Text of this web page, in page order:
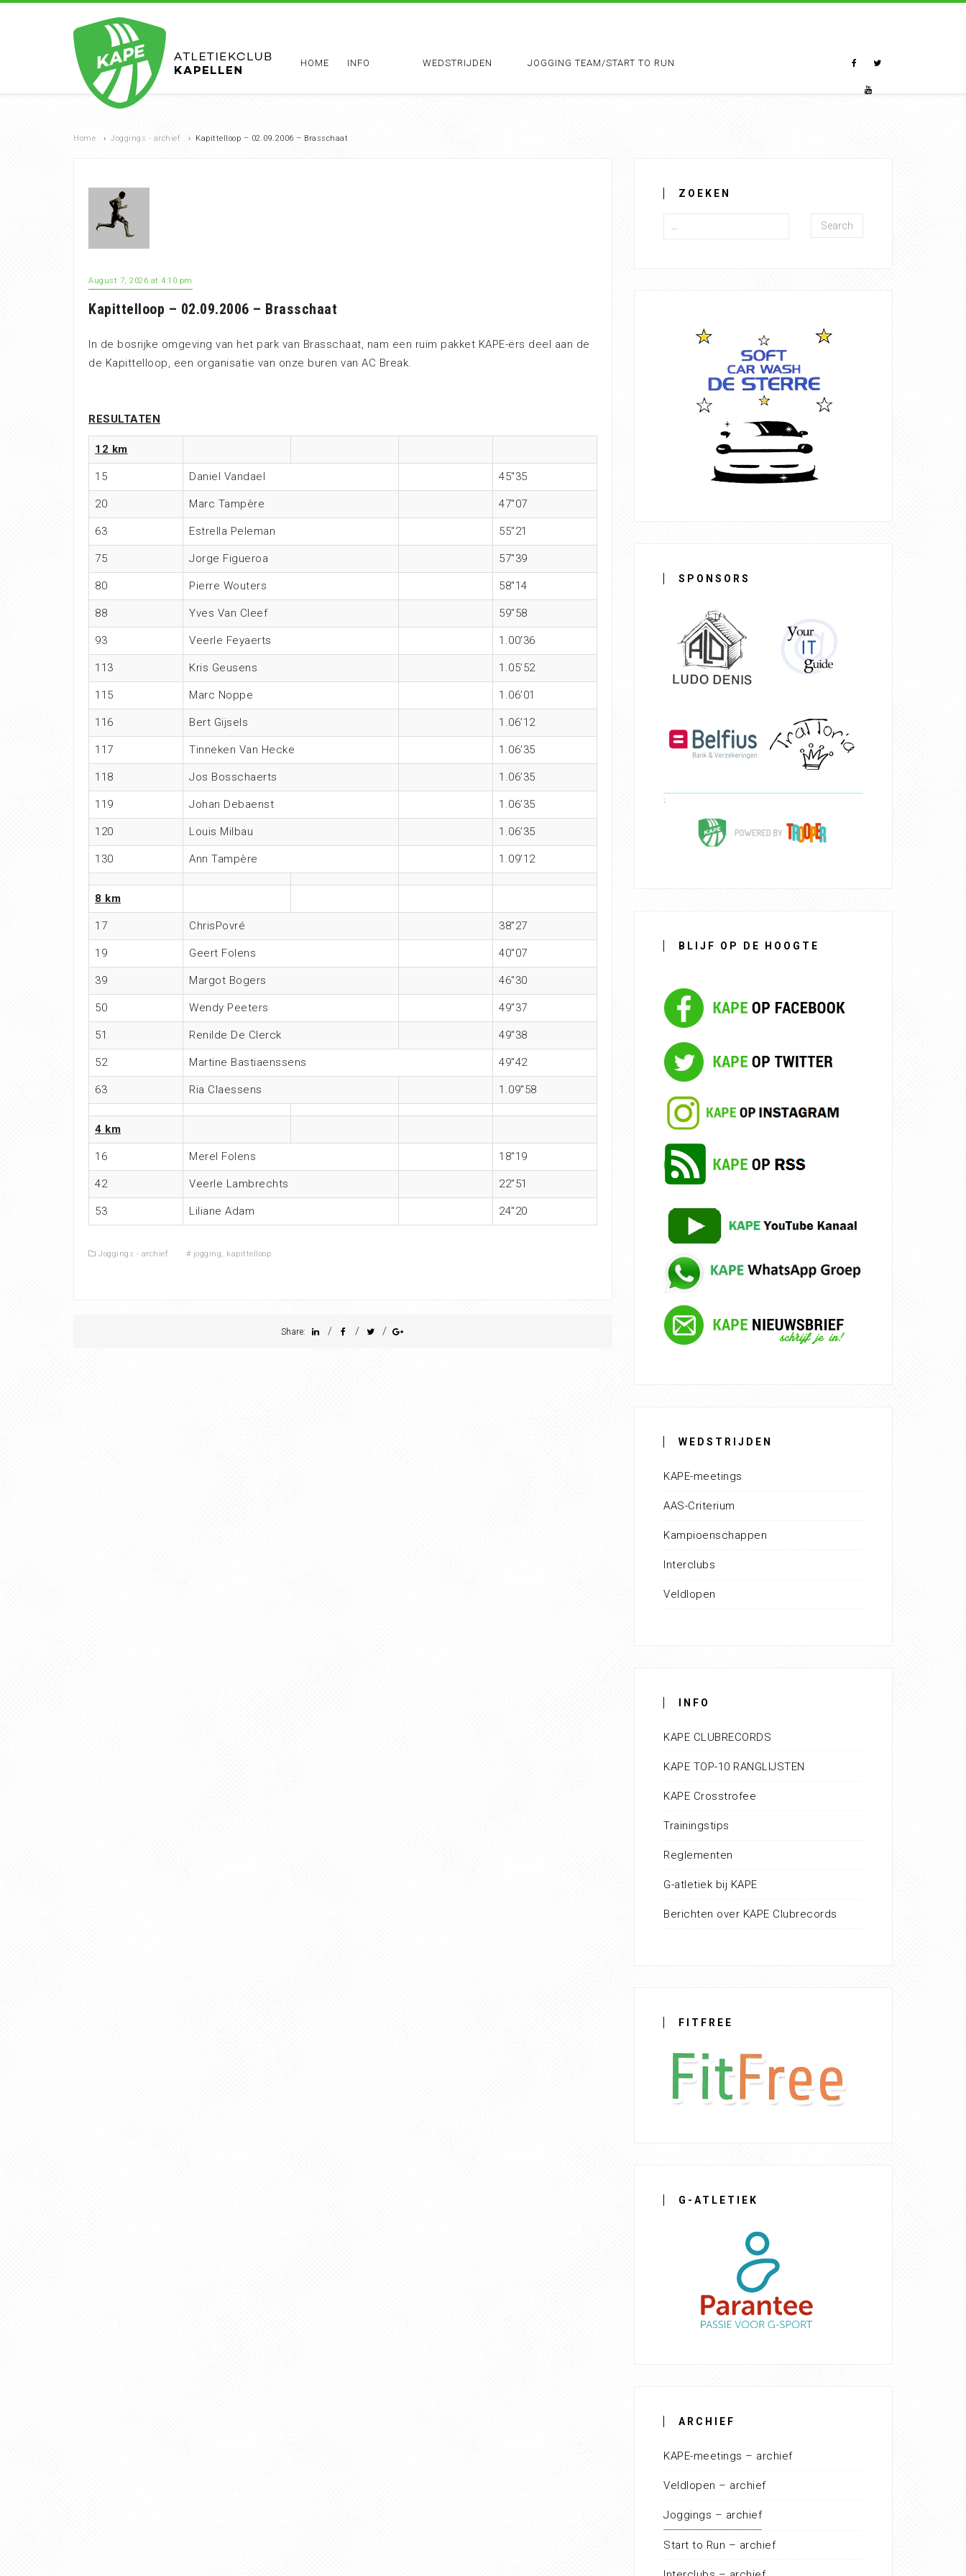
HOME INFO WEDSTRIJDEN JOGGING TEAM/START TO RUN
Home › Joggings - archief › Kapittelloop – 02.09.2006 – Brasschaat
August 7, 2026 at 4:10 pm
Kapittelloop – 02.09.2006 – Brasschaat
In de bosrijke omgeving van het park van Brasschaat, nam een ruim pakket KAPE-ërs deel aan de
de Kapittelloop, een organisatie van onze buren van AC Break.
RESULTATEN
12 km
15 Daniel Vandael 45″35
20 Marc Tampère 47″07
63 Estrella Peleman 55″21
75 Jorge Figueroa 57″39
80 Pierre Wouters 58″14
88 Yves Van Cleef 59″58
93 Veerle Feyaerts 1.00’36
113 Kris Geusens 1.05’52
115 Marc Noppe 1.06’01
116 Bert Gijsels 1.06’12
117 Tinneken Van Hecke 1.06’35
118 Jos Bosschaerts 1.06’35
119 Johan Debaenst 1.06’35
120 Louis Milbau 1.06’35
130 Ann Tampère 1.09’12
8 km
17 ChrisPovré 38″27
19 Geert Folens 40″07
39 Margot Bogers 46″30
50 Wendy Peeters 49″37
51 Renilde De Clerck 49″38
52 Martine Bastiaenssens 49″42
63 Ria Claessens 1.09″58
4 km
16 Merel Folens 18″19
42 Veerle Lambrechts 22″51
53 Liliane Adam 24″20
Joggings - archief # jogging, kapittelloop
Share: / / /
ZOEKEN
Search
SPONSORS
BLIJF OP DE HOOGTE
WEDSTRIJDEN
KAPE-meetings
AAS-Criterium
Kampioenschappen
Interclubs
Veldlopen
INFO
KAPE CLUBRECORDS
KAPE TOP-10 RANGLIJSTEN
KAPE Crosstrofee
Trainingstips
Reglementen
G-atletiek bij KAPE
Berichten over KAPE Clubrecords
FITFREE
G-ATLETIEK
ARCHIEF
KAPE-meetings – archief
Veldlopen – archief
Joggings – archief
Start to Run – archief